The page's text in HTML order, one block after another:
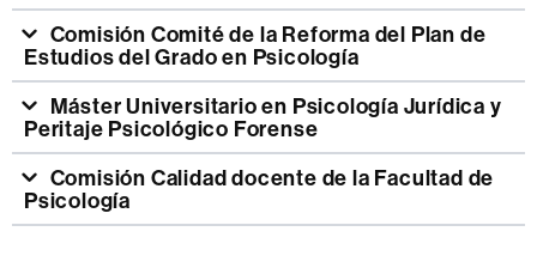
Estudios del Grado en Psicología
Peritaje Psicológico Forense
Psicología